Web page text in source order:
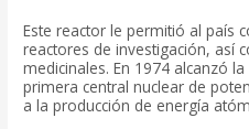
Este reactor le permitió al país
reactores de investigación, así
medicinales. En 1974 alcanzó
primera central nuclear de
a la producción de energía